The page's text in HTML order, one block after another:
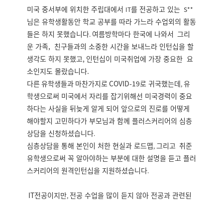
미국 중서부에 위치한 주립대에서 IT를 전공하고 있는 S**
님은 유학생활동안 학교 공부를 따라 가느라 수업외의 활동
들은 하지 못했습니다. 여름방학마다 한국에 나와서 그리
운 가족, 친구들과의 소중한 시간을 보내느라 인턴십을 할
생각도 하지 못했고, 인턴십이 미국취업에 가장 중요한 요
소인지도 몰랐습니다.
다른 유학생들과 마찬가지로 COVID-19로 귀국했는데,유
학생으로써 미국에서 자리를 잡기위해선 미국경력이 중요
하다는 사실을 뒤늦게 알게 되어 앞으로의 진로를 어떻게
해야할지 고민하다가 부모님과 함께 플러스커리어의 심층
상담을 신청하셨습니다.
심층상담을 통해 본인이 처한 현실과 로드맵,그리고 취준
유학생으로써 꼭 알아야하는 부분에 대한 설명을 듣고 플러
스커리어의 원격인턴십을 지원하셨습니다.
IT전공이지만, 전공 수업을 많이 듣지 않아 전공과 관련된